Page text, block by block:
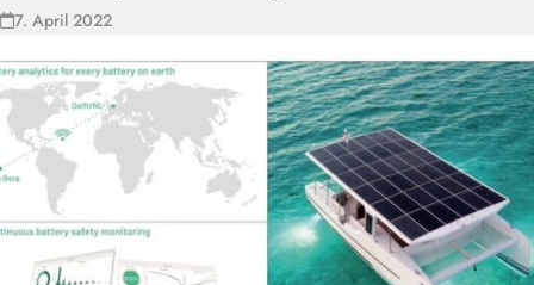
7. April 2022